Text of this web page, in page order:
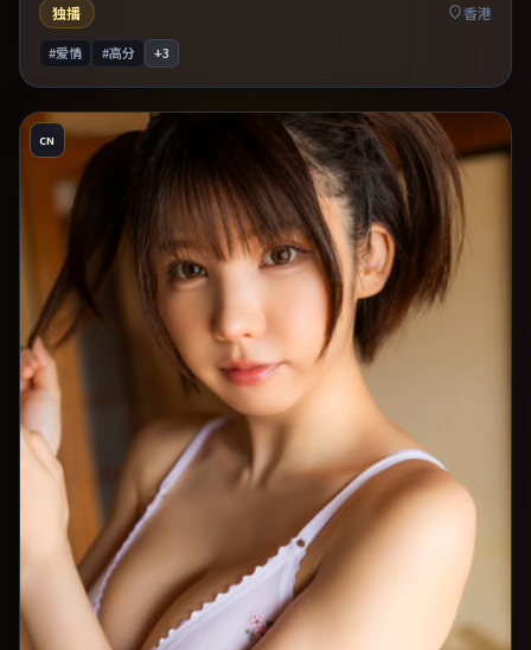
独播
香港
#爱情 #高分 +3
CN